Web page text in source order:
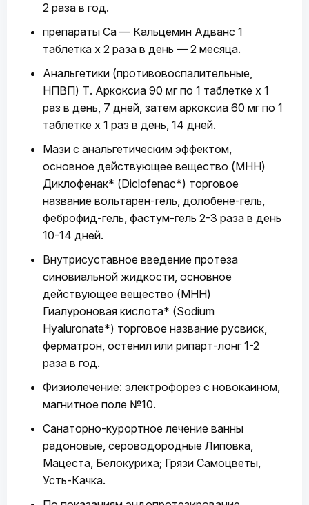
2 раза в год.
препараты Са — Кальцемин Адванс 1
таблетка х 2 раза в день — 2 месяца.
Анальгетики (противовоспалительные,
НПВП) Т. Аркоксиа 90 мг по 1 таблетке х 1
раз в день, 7 дней, затем аркоксиа 60 мг по 1
таблетке х 1 раз в день, 14 дней.
Мази с анальгетическим эффектом,
основное действующее вещество (МНН)
Диклофенак* (Diclofenac*) торговое
название вольтарен-гель, долобене-гель,
феброфид-гель, фастум-гель 2-3 раза в день
10-14 дней.
Внутрисуставное введение протеза
синовиальной жидкости, основное
действующее вещество (МНН)
Гиалуроновая кислота* (Sodium
Hyaluronate*) торговое название русвиск,
ферматрон, остенил или рипарт-лонг 1-2
раза в год.
Физиолечение: электрофорез с новокаином,
магнитное поле №10.
Санаторно-курортное лечение ванны
радоновые, сероводородные Липовка,
Мацеста, Белокуриха; Грязи Самоцветы,
Усть-Качка.